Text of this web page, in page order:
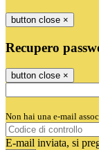
button close ×
Recupero
button close ×
Non hai una e-mail
E-mail inviata, si